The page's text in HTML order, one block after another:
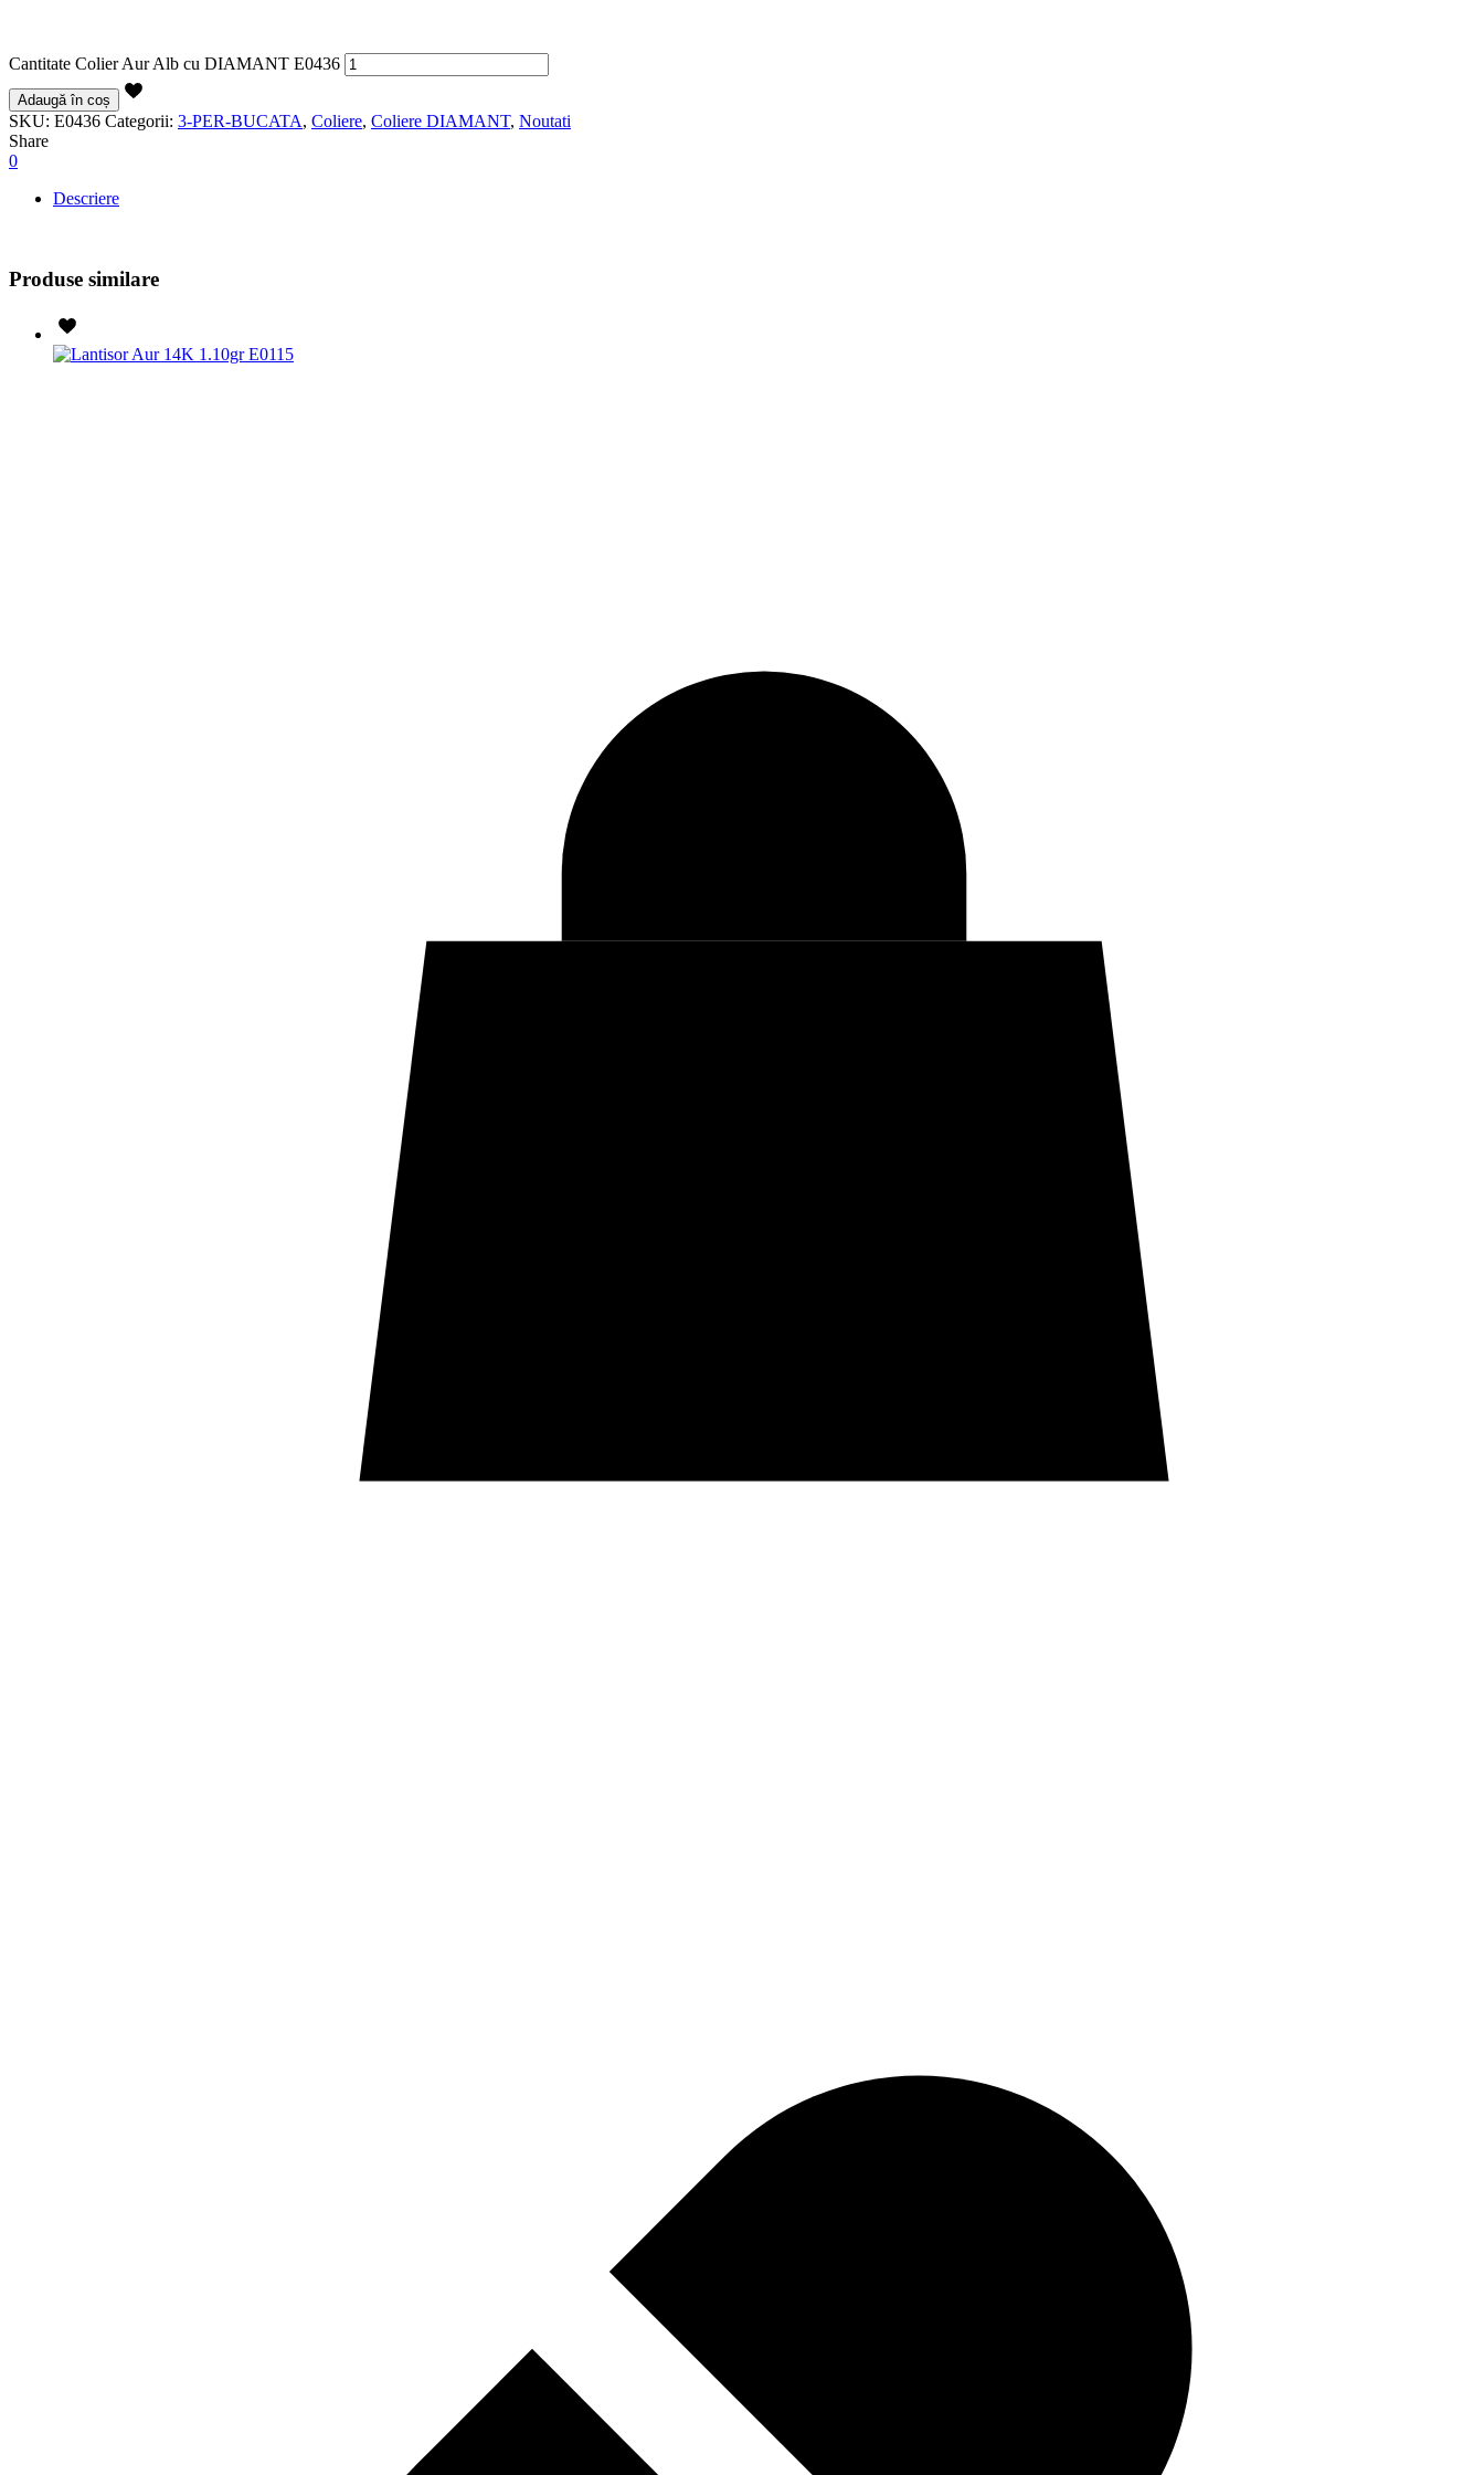
Cantitate Colier Aur Alb cu DIAMANT E0436
Adaugă în coș
SKU: E0436 Categorii: 3-PER-BUCATA, Coliere, Coliere DIAMANT, Noutati
Share
0
Descriere
Produse similare